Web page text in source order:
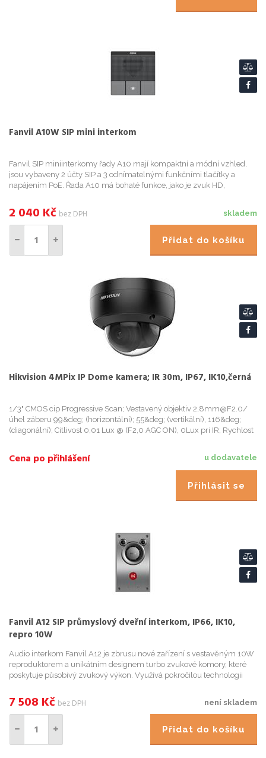
Fanvil A10W SIP mini interkom
Fanvil SIP miniinterkomy řady A10 mají kompaktní a módní vzhled,
jsou vybaveny 2 účty SIP a 3 odnímatelnými funkčními tlačítky a
napájením PoE. Řada A10 má bohaté funkce, jako je zvuk HD,
skladem
2 040 Kč bez DPH
Přidat do košíku
Hikvision 4MPix IP Dome kamera; IR 30m, IP67, IK10,černá
1/3" CMOS cip Progressive Scan; Vestavený objektiv 2,8mm@F2.0/
úhel záberu 99&deg; (horizontální); 55&deg; (vertikální), 116&deg;
(diagonální); Citlivost 0,01 Lux @ (F2,0 AGC ON), 0Lux pri IR; Rychlost
u dodavatele
Cena po přihlášení
Přihlásit se
Fanvil A12 SIP průmyslový dveřní interkom, IP66, IK10,
repro 10W
Audio interkom Fanvil A12 je zbrusu nové zařízení s vestavěným 10W
reproduktorem a unikátním designem turbo zvukové komory, které
poskytuje působivý zvukový výkon. Využívá pokročilou technologii
není skladem
7 508 Kč bez DPH
Přidat do košíku